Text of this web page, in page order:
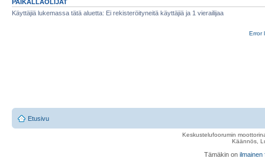
PAIKALLAOLIJAT
Käyttäjiä lukemassa tätä aluetta: Ei rekisteröityneitä käyttäjiä ja 1 vierailijaa
Error
Etusivu
Keskustelufoorumin
Käännös,
Tämäkin on ilmainen